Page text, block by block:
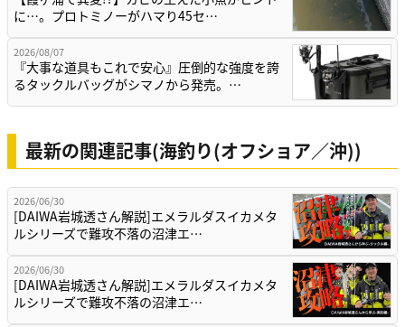
に…。プロトミノーがハマり45セ…
2026/08/07
『大事な道具もこれで安心』圧倒的な強度を誇
るタックルバッグがシマノから発売。…
最新の関連記事(海釣り(オフショア／沖))
2026/06/30
[DAIWA岩城透さん解説]エメラルダスイカメタ
ルシリーズで難攻不落の沼津エ…
2026/06/30
[DAIWA岩城透さん解説]エメラルダスイカメタ
ルシリーズで難攻不落の沼津エ…